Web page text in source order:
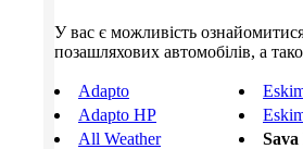
У вас є можливість
позашляхових автомобілів, а
Adapto
Adapto HP
All Weather